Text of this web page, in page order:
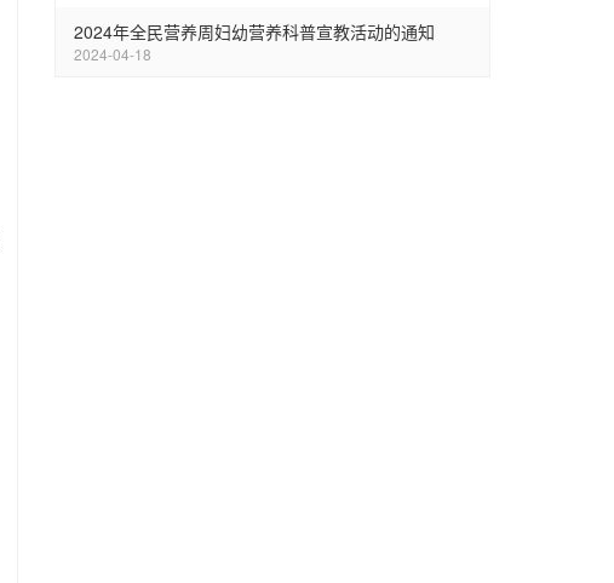
2024年全民营养周妇幼营养科普宣教活动的通知
2024-04-18